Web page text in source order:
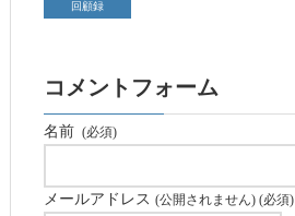
回顧録
コメントフォーム
名前 (必須)
メールアドレス (公開されません) (必須)